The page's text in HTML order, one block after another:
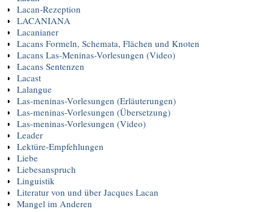
Lacan-Rezeption
LACANIANA
Lacanianer
Lacans Formeln, Schemata, Flächen und Knoten
Lacans Las-Meninas-Vorlesungen (Video)
Lacans Sentenzen
Lacast
Lalangue
Las-meninas-Vorlesungen (Erläuterungen)
Las-meninas-Vorlesungen (Übersetzung)
Las-meninas-Vorlesungen (Video)
Leader
Lektüre-Empfehlungen
Liebe
Liebesanspruch
Linguistik
Literatur von und über Jacques Lacan
Mangel im Anderen